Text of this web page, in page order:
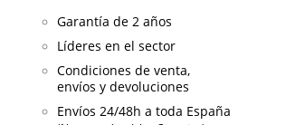
Garantía de 2 años
Líderes en el sector
Condiciones de venta,
envíos y devoluciones
Envíos 24/48h a toda España